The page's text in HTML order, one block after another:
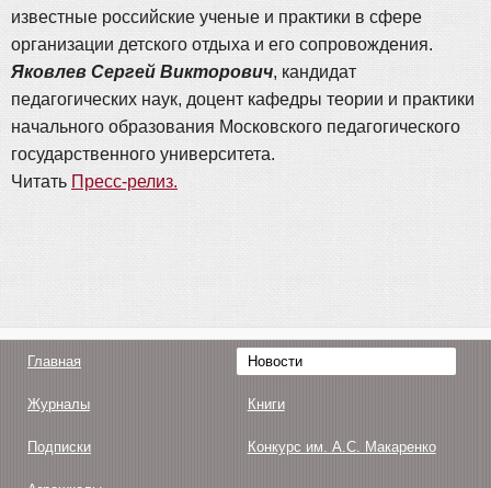
известные российские ученые и практики в сфере
организации детского отдыха и его сопровождения.
Яковлев Сергей Викторович, кандидат
педагогических наук, доцент кафедры теории и практики
начального образования Московского педагогического
государственного университета.
Читать Пресс-релиз.
Главная Новости
Журналы Книги
Подписки Конкурс им. А.С. Макаренко